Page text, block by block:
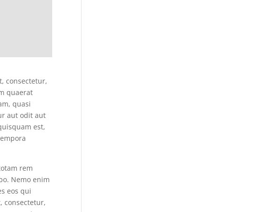
consectetur,
quaerat
quasi
aut odit aut
est,
rem
Nemo enim
eos qui
consectetur,